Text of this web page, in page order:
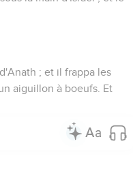
; et il frappa les
aiguillon à boeufs. Et